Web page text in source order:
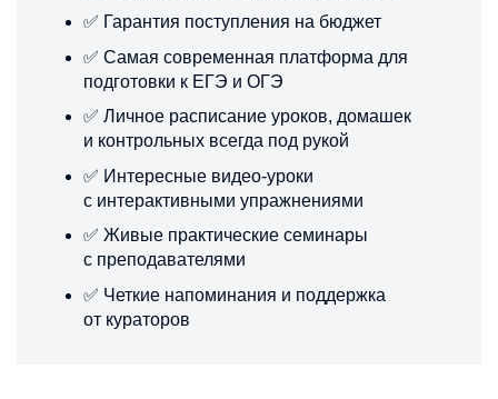
✅ Гарантия поступления на бюджет
✅ Самая современная платформа для
подготовки к ЕГЭ и ОГЭ
✅ Личное расписание уроков, домашек
и контрольных всегда под рукой
✅ Интересные видео-уроки
с интерактивными упражнениями
✅ Живые практические семинары
с преподавателями
✅ Четкие напоминания и поддержка
от кураторов